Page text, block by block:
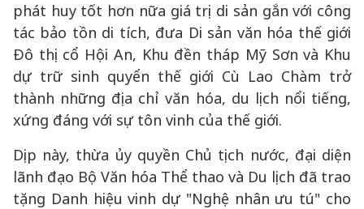
phát huy tốt hơn nữa giá trị di sản gắn với công
tác bảo tồn di tích, đưa Di sản văn hóa thế giới
Đô thị cổ Hội An, Khu đền tháp Mỹ Sơn và Khu
dự trữ sinh quyển thế giới Cù Lao Chàm trở
thành những địa chỉ văn hóa, du lịch nổi tiếng,
xứng đáng với sự tôn vinh của thế giới.
Dịp này, thừa ủy quyền Chủ tịch nước, đại diện
lãnh đạo Bộ Văn hóa Thể thao và Du lịch đã trao
tặng Danh hiệu vinh dự "Nghệ nhân ưu tú" cho